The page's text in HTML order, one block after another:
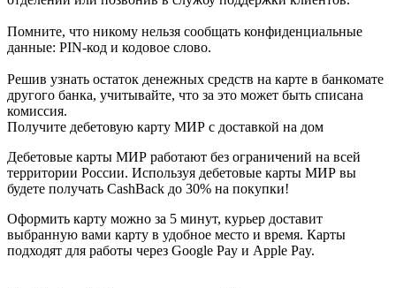
Помните, что никому нельзя сообщать конфиденциальные
данные: PIN-код и кодовое слово.
Решив узнать остаток денежных средств на карте в банкомате
другого банка, учитывайте, что за это может быть списана
комиссия.
Получите дебетовую карту МИР с доставкой на дом
Дебетовые карты МИР работают без ограничений на всей
территории России. Используя дебетовые карты МИР вы
будете получать CashBack до 30% на покупки!
Оформить карту можно за 5 минут, курьер доставит
выбранную вами карту в удобное место и время. Карты
подходят для работы через Google Pay и Apple Pay.